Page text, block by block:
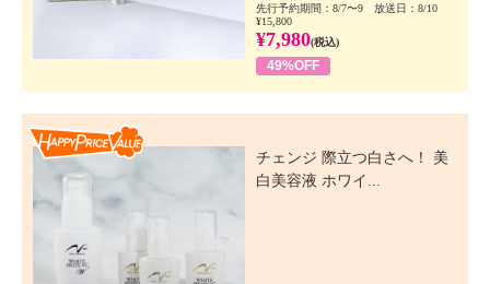
先行予約期間：8/7〜9 放送日：8/10
¥15,800
¥7,980(税込)
49%OFF
チェンジ 際立つ白さへ！ 美
白美容液 ホワイ...